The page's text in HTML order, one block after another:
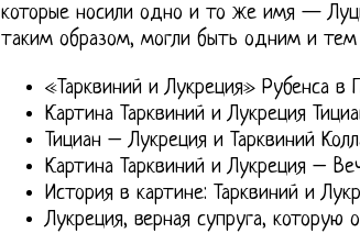
которые носили одно и то же имя —
таким образом, могли быть одним и
«Тарквиний и Лукреция» Рубенса в
Картина Тарквиний и Лукреция
Тициан – Лукреция и Тарквиний
Картина Тарквиний и Лукреция –
История в картине: Тарквиний и
Лукреция, верная супруга, которую